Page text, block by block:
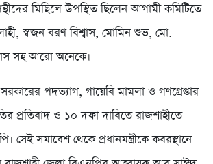
মিছিলে উপস্থিত ছিলেন আগামী কমিটিতে
স্বজন বরণ বিশ্বাস, মোমিন শুভ, মো.
সহ আরো অনেকে।
পদত্যাগ, গায়েবি মামলা ও গণগ্রেপ্তার
প্রতিবাদ ও ১০ দফা দাবিতে রাজশাহীতে
সেই সমাবেশ থেকে প্রধানমন্ত্রীকে কবরস্থানে